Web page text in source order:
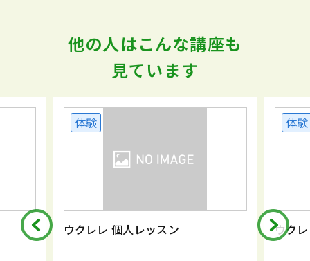
他の人はこんな講座も
見ています
スン ウクレレ 個人レッスン